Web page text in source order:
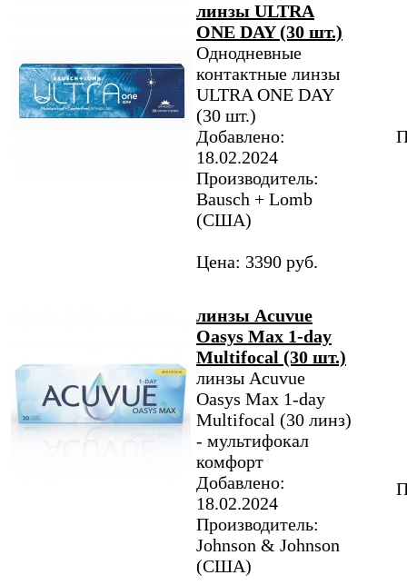
линзы ULTRA
ONE DAY (30 шт.)
Однодневные
контактные линзы
ULTRA ONE DAY
(30 шт.)
Добавлено:
18.02.2024
Производитель:
Bausch + Lomb
(США)
Цена: 3390 руб.
линзы Acuvue
Oasys Max 1-day
Multifocal (30 шт.)
линзы Acuvue
Oasys Max 1-day
Multifocal (30 линз)
- мультифокал
комфорт
Добавлено:
18.02.2024
Производитель:
Johnson & Johnson
(США)